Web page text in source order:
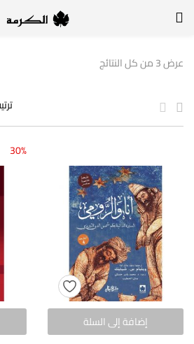
لتسجيل الدخول, أدخل اسم المستخدم وكلمة
تذكر بياناتي
لا أذكر كلمة السر
عرض ⁦3⁩ من كل النتائج
إضافة إلى السلة
30%